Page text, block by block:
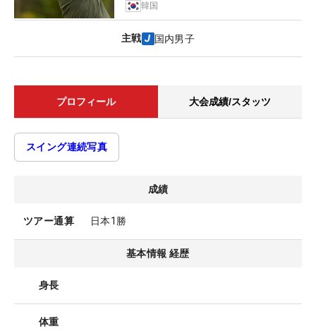
韓国
主戦 国内男子
プロフィール 大会成績/スタッツ
スイング連続写真
成績
ツアー通算 日本1勝
基本情報 経歴
身長
体重